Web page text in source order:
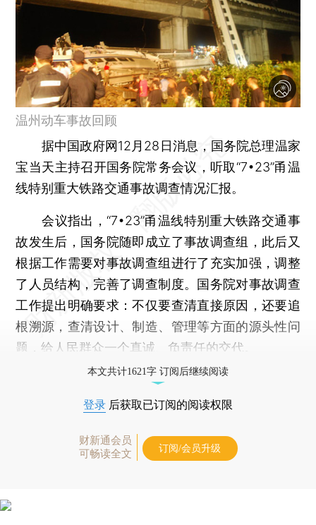
温州动车事故回顾
据中国政府网12月28日消息，国务院总理温家
宝当天主持召开国务院常务会议，听取“7•23”甬温
线特别重大铁路交通事故调查情况汇报。
会议指出，“7•23”甬温线特别重大铁路交通事
故发生后，国务院随即成立了事故调查组，此后又
根据工作需要对事故调查组进行了充实加强，调整
了人员结构，完善了调查制度。国务院对事故调查
工作提出明确要求：不仅要查清直接原因，还要追
根溯源，查清设计、制造、管理等方面的源头性问
题，给人民群众一个真诚、负责任的交代。
本文共计1621字 订阅后继续阅读
登录 后获取已订阅的阅读权限
财新通会员
可畅读全文
订阅/会员升级